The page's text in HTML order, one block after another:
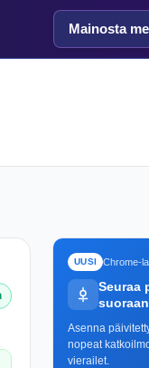
Mainosta
UUSI Chrome-
Seuraa
Asenna
nopeat
vierailet.